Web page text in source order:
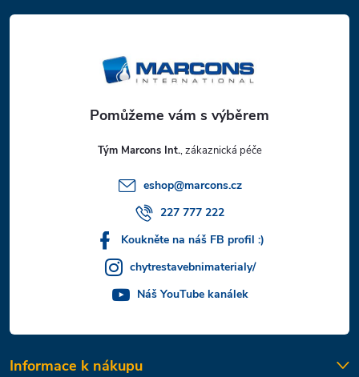
á
Tým Marcons Int.
eshop@marcons.cz
227 777 222
Koukněte na náš FB profil :)
chytrestavebnimaterialy/
Náš YouTube kanálek
Informace k nákupu